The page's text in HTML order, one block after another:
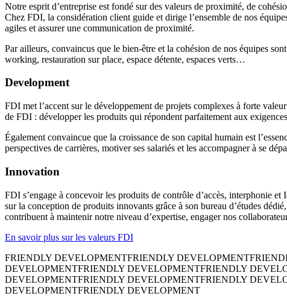
Notre esprit d’entreprise est fondé sur des valeurs de proximité, de
Chez FDI, la considération client guide et dirige l’ensemble de nos
agiles et assurer une communication de proximité.
Par ailleurs, convaincus que le bien-être et la cohésion de nos équipes
working, restauration sur place, espace détente, espaces verts…
Development
FDI met l’accent sur le développement de projets complexes à forte
de FDI : développer les produits qui répondent parfaitement aux
Également convaincue que la croissance de son capital humain est
perspectives de carrières, motiver ses salariés et les accompagner à se
Innovation
FDI s’engage à concevoir les produits de contrôle d’accès, interphonie
sur la conception de produits innovants grâce à son bureau d’études
contribuent à maintenir notre niveau d’expertise, engager nos
En savoir plus sur les valeurs FDI
FRIENDLY DEVELOPMENTFRIENDLY DEVELOPMENT
DEVELOPMENTFRIENDLY DEVELOPMENTFRIENDLY
DEVELOPMENTFRIENDLY DEVELOPMENTFRIENDLY
DEVELOPMENTFRIENDLY DEVELOPMENT